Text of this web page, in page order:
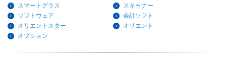
スマートグラス
スキャナー
ソフトウェア
会計ソフト
オリエントスター
オリエント
オプション